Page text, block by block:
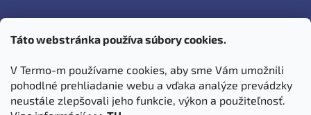
Táto webstránka používa súbory cookies.
V Termo-m používame cookies, aby sme Vám umožnili
pohodlné prehliadanie webu a vďaka analýze prevádzky
neustále zlepšovali jeho funkcie, výkon a použiteľnosť.
Prijímame online platby